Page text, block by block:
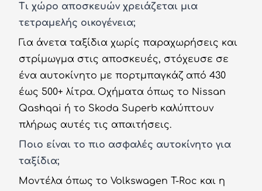
Τι χώρο αποσκευών χρειάζεται μια
τετραμελής οικογένεια;
Για άνετα ταξίδια χωρίς παραχωρήσεις και
στρίμωγμα στις αποσκευές, στόχευσε σε
ένα αυτοκίνητο με πορτμπαγκάζ από 430
έως 500+ λίτρα. Οχήματα όπως το Nissan
Qashqai ή το Skoda Superb καλύπτουν
πλήρως αυτές τις απαιτήσεις.
Ποιο είναι το πιο ασφαλές αυτοκίνητο για
ταξίδια;
Μοντέλα όπως το Volkswagen T-Roc και η